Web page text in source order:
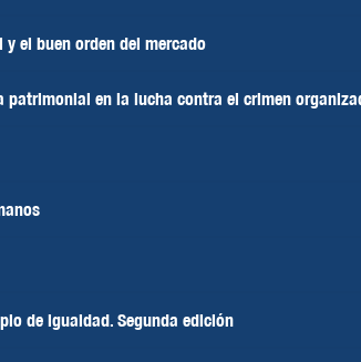
el buen orden del mercado
en la lucha contra el crimen
de igualdad. Segunda edición